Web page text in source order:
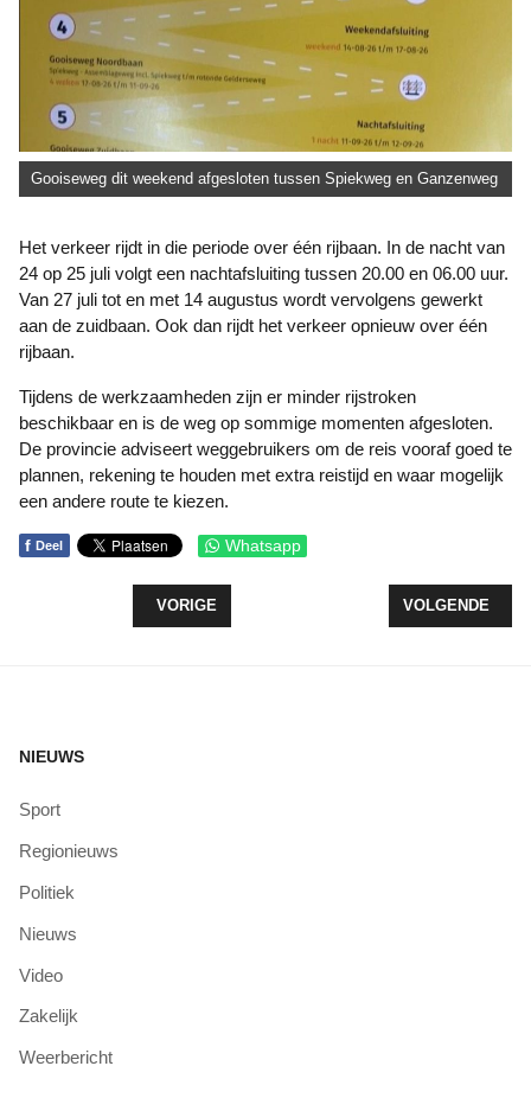
Gooiseweg dit weekend afgesloten tussen Spiekweg en Ganzenweg
Het verkeer rijdt in die periode over één rijbaan. In de nacht van
24 op 25 juli volgt een nachtafsluiting tussen 20.00 en 06.00 uur.
Van 27 juli tot en met 14 augustus wordt vervolgens gewerkt
aan de zuidbaan. Ook dan rijdt het verkeer opnieuw over één
rijbaan.
Tijdens de werkzaamheden zijn er minder rijstroken
beschikbaar en is de weg op sommige momenten afgesloten.
De provincie adviseert weggebruikers om de reis vooraf goed te
plannen, rekening te houden met extra reistijd en waar mogelijk
een andere route te kiezen.
f Deel Whatsapp
VORIG ARTIKEL: EERSTE SWIM TO FIGHT
VORIGE VOLGENDE
VOLGENDE
NIEUWS
Sport
Regionieuws
Politiek
Nieuws
Video
Zakelijk
Weerbericht